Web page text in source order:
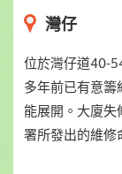
灣仔
位於灣仔道40-
多年前已有意
能展開。大廈失
署所發出的維修